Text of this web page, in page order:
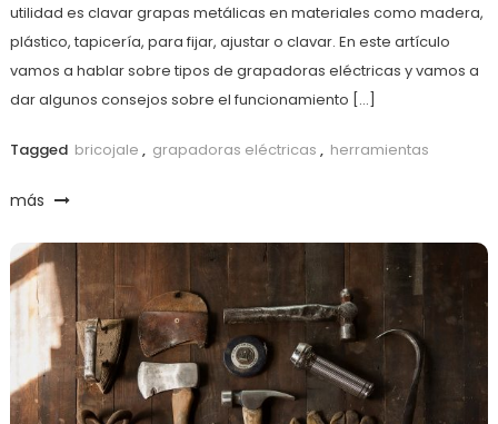
utilidad es clavar grapas metálicas en materiales como madera,
plástico, tapicería, para fijar, ajustar o clavar. En este artículo
vamos a hablar sobre tipos de grapadoras eléctricas y vamos a
dar algunos consejos sobre el funcionamiento […]
Tagged bricojale , grapadoras eléctricas , herramientas
más